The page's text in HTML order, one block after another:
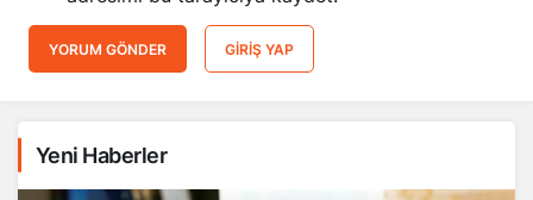
YORUM GÖNDER GIRIŞ YAP
Yeni Haberler